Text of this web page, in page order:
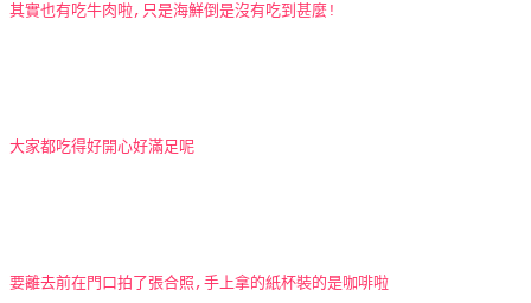
其實也有吃牛肉啦,只是海鮮倒是沒有吃到甚麼!
大家都吃得好開心好滿足呢
要離去前在門口拍了張合照,手上拿的紙杯裝的是咖啡啦